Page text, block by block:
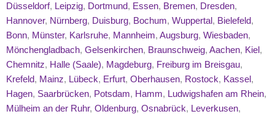
Düsseldorf, Leipzig, Dortmund, Essen, Bremen, Dresden,
Hannover, Nürnberg, Duisburg, Bochum, Wuppertal , Bielefeld,
Bonn, Münster, Karlsruhe, Mannheim, Augsburg, Wiesbaden,
Mönchengladbach, Gelsenkirchen, Braunschweig, Aachen, Kiel ,
Chemnitz, Halle (Saale), Magdeburg, Freiburg im Breisgau,
Krefeld, Mainz, Lübeck, Erfurt, Oberhausen, Rostock, Kassel ,
Hagen, Saarbrücken, Potsdam, Hamm, Ludwigshafen am Rhein,
Mülheim an der Ruhr, Oldenburg, Osnabrück, Leverkusen,